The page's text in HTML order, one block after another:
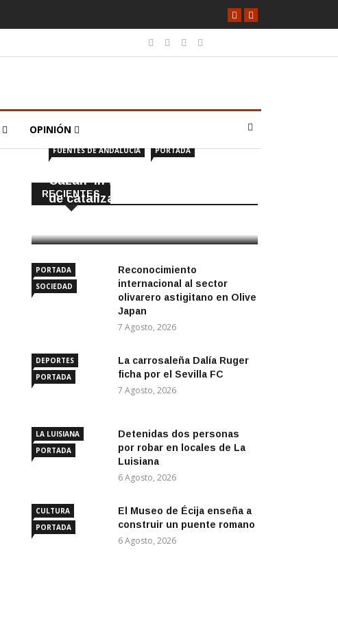
OPINIÓN
RECIENTES
FUENTES DE ANDALUCÍA PORTADA
Cazan ‘in fraganti’ a ladrones
de catalizadores
PORTADA
SOCIEDAD
Reconocimiento
internacional al sector
olivarero astigitano en Olive
Japan
7 Agosto, 2026
DEPORTES
PORTADA
La carrosaleña Dalía Ruger
ficha por el Sevilla FC
7 Agosto, 2026
LA LUISIANA
PORTADA
Detenidas dos personas
por robar en locales de La
Luisiana
6 Agosto, 2026
CULTURA
PORTADA
El Museo de Écija enseña a
construir un puente romano
6 Agosto, 2026